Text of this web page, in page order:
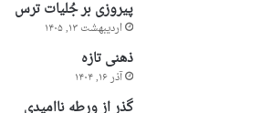
پیروزی بر جُلیات ترس
اردیبهشت ۱۳, ۱۴۰۵
ذهنی تازه
آذر ۱۶, ۱۴۰۴
گذر از ورطه ناامیدی